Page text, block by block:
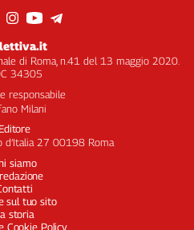
di Roma, n.41 del 13 maggio 2020.
34305
responsabile
Milani
Editore
d’Italia 27 00198 Roma
siamo
sul tuo sito
storia
Cookie Policy